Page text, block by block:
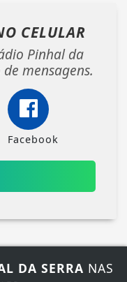
CELULAR
Pinhal da
mensagens.
Facebook
DA SERRA NAS